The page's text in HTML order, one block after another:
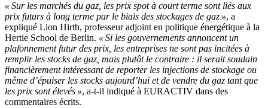
« Sur les marchés du gaz, les prix spot à court terme sont liés aux
prix futurs à long terme par le biais des stockages de gaz », a
expliqué Lion Hirth, professeur adjoint en politique énergétique à la
Hertie School de Berlin. « Si les gouvernements annoncent un
plafonnement futur des prix, les entreprises ne sont pas incitées à
remplir les stocks de gaz, mais plutôt le contraire : il serait soudain
financièrement intéressant de reporter les injections de stockage ou
même d’épuiser les stocks aujourd’hui et de vendre du gaz tant que
les prix sont élevés », a-t-il indiqué à EURACTIV dans des
commentaires écrits.